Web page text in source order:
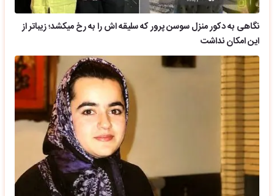
نگاهی به دکور منزل سوسن پرور که سلیقه اش را به رخ میکشد؛ زیباتر از
این امکان نداشت